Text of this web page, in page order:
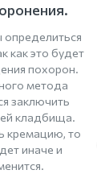
как это будет
похорон.
метода
заключить
кладбища.
кремацию, то
иначе и